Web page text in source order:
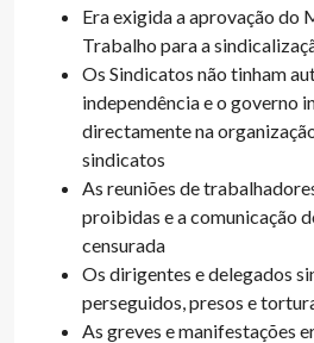
Era exigida a aprovação do
Trabalho para a
Os Sindicatos não tinham
independência e o governo
directamente na
sindicatos
As reuniões de
proibidas e a comunicação
censurada
Os dirigentes e delegados
perseguidos, presos e
As greves e manifestações